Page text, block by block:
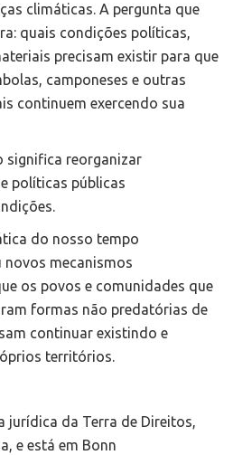
climáticas. A pergunta que
quais condições políticas,
precisam existir para que
camponeses e outras
continuem exercendo sua
significa reorganizar
políticas públicas
do nosso tempo
novos mecanismos
os povos e comunidades que
formas não predatórias de
continuar existindo e
territórios.
jurídica da Terra de Direitos,
e está em Bonn